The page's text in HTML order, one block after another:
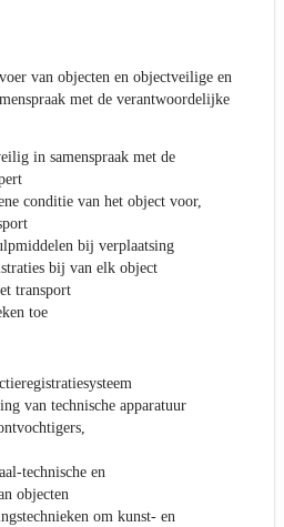
van objecten en objectveilige en
met de verantwoordelijke
in samenspraak met de
conditie van het object voor,
bij verplaatsing
bij van elk object
transport
toe
van technische apparatuur
technische en
objecten
om kunst- en